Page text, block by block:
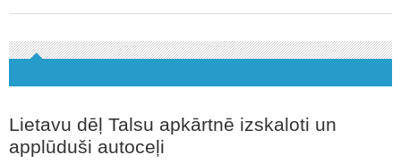
Lietavu dēļ Talsu apkārtnē izskaloti un
applūduši autoceļi